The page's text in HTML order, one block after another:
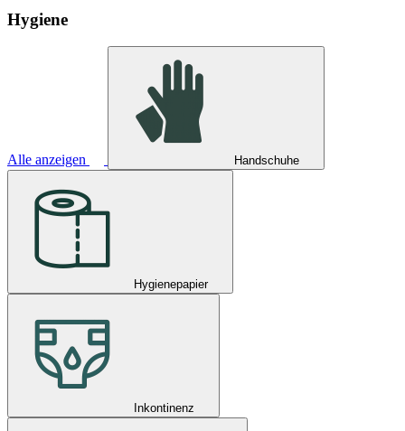
Hygiene
Alle anzeigen Handschuhe
Hygienepapier
Inkontinenz